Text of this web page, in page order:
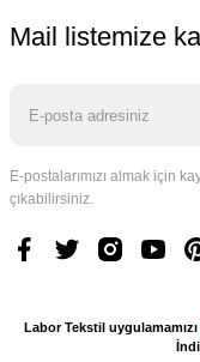
Labor Medikal Tekstil
Mail listemize
E-postalarımızı almak için
çıkabilirsiniz.
Labor Tekstil uygulamamızı